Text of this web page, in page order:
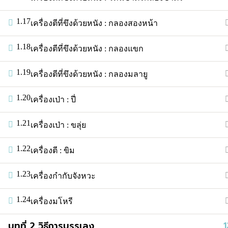
1.17เครื่องตีที่ขึงด้วยหนัง : กลองสองหน้า
1.18เครื่องตีที่ขึงด้วยหนัง : กลองแขก
1.19เครื่องตีที่ขึงด้วยหนัง : กลองมลายู
1.20เครื่องเป่า : ปี่
1.21 เครื่องเป่า : ขลุ่ย
1.22เครื่องตี : ขิม
1.23เครื่องกำกับจังหวะ
1.24เครื่องมโหรี
Login with your site account
Not a member yet?Register now